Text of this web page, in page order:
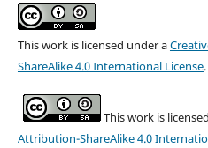
This work is licensed under a
ShareAlike 4.0 International License.
This work is
Attribution-ShareAlike 4.0